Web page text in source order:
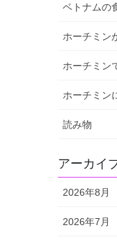
ベトナムの
ホーチミン
ホーチミン
ホーチミン
読み物
アーカイ
2026年8月
2026年7月